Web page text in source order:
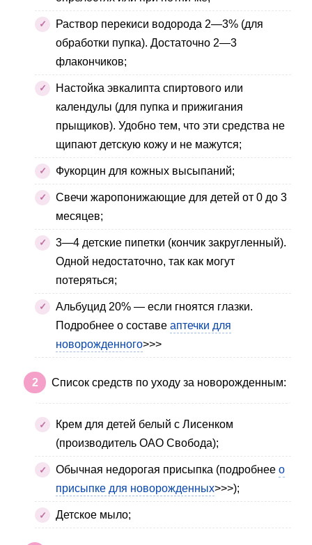
Раствор перекиси водорода 2—3% (для
обработки пупка). Достаточно 2—3
флакончиков;
Настойка эвкалипта спиртового или
календулы (для пупка и прижигания
прыщиков). Удобно тем, что эти средства не
щипают детскую кожу и не мажутся;
Фукорцин для кожных высыпаний;
Свечи жаропонижающие для детей от 0 до 3
месяцев;
3—4 детские пипетки (кончик закругленный).
Одной недостаточно, так как могут
потеряться;
Альбуцид 20% — если гноятся глазки.
Подробнее о составе аптечки для
новорожденного>>>
Список средств по уходу за новорожденным:
Крем для детей белый с Лисенком
(производитель ОАО Свобода);
Обычная недорогая присыпка (подробнее о
присыпке для новорожденных>>>);
Детское мыло;